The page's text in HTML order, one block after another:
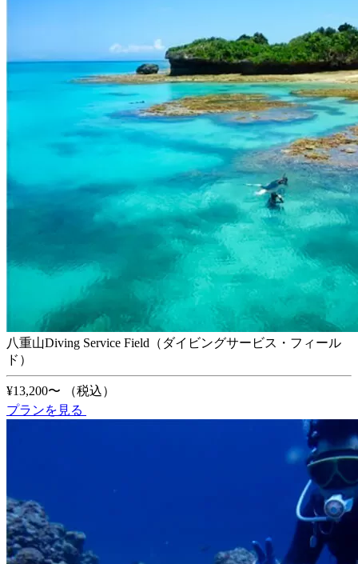
八重山Diving Service Field（ダイビングサービス・フィール
ド）
¥13,200〜
（税込）
プランを見る